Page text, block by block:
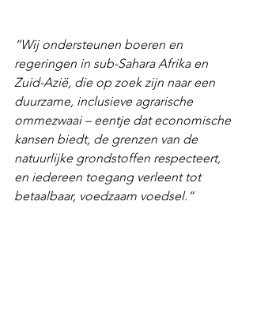
“Wij ondersteunen boeren en
regeringen in sub-Sahara Afrika en
Zuid-Azië, die op zoek zijn naar een
duurzame, inclusieve agrarische
ommezwaai – eentje dat economische
kansen biedt, de grenzen van de
natuurlijke grondstoffen respecteert,
en iedereen toegang verleent tot
betaalbaar, voedzaam voedsel.“